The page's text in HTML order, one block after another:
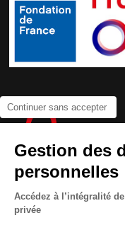
Continuer sans accepter
Gestion des
personnelles
Accédez à l’intégralité
privée
Contactez-nous